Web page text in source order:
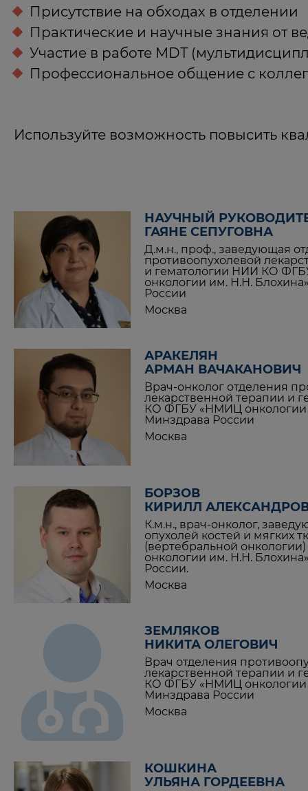
Присутствие на обходах в отделении
Практические и научные знания от
Участие в работе MDT
Профессиональное общение с
Используйте возможность повысить
НАУЧНЫЙ
ГАЯНЕ СЕПУГОВНА
Д.м.н., проф., заведующая
противоопухолевой
и гематологии НИИ КО
онкологии им. Н.Н.
России
Москва
АРАКЕЛЯН
АРМАН ВАЧАКАНОВИЧ
Врач-онколог отделения
лекарственной терапии и
КО ФГБУ «НМИЦ онкологии
Минздрава России
Москва
БОРЗОВ
КИРИЛЛ
К.м.н., врач-онколог,
опухолей костей и мягких
(вертебральной
онкологии им. Н.Н.
России.
Москва
ЗЕМЛЯКОВ
НИКИТА ОЛЕГОВИЧ
Врач отделения
лекарственной терапии и
КО ФГБУ «НМИЦ онкологии
Минздрава России
Москва
КОШКИНА
УЛЬЯНА ГОРДЕЕВНА